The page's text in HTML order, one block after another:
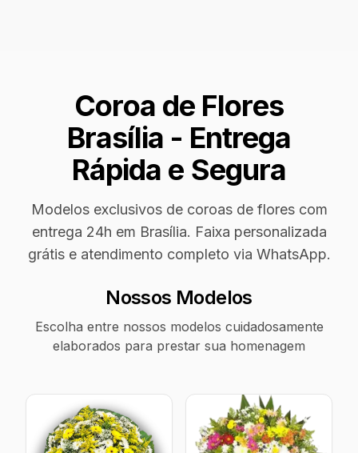
Coroa de Flores
Brasília - Entrega
Rápida e Segura
Modelos exclusivos de coroas de flores com
entrega 24h em Brasília. Faixa personalizada
grátis e atendimento completo via WhatsApp.
Nossos Modelos
Escolha entre nossos modelos cuidadosamente
elaborados para prestar sua homenagem